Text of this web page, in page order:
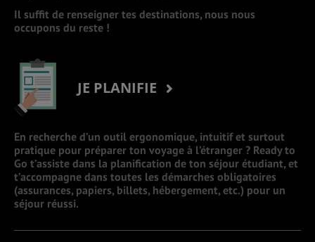
Il suffit de renseigner tes destinations, nous nous
occupons du reste !
JE PLANIFIE
En recherche d’un outil ergonomique, intuitif et surtout
pratique pour préparer ton voyage à l’étranger ? Ready to
Go t’assiste dans la planification de ton séjour étudiant, et
t’accompagne dans toutes les démarches obligatoires
(assurances, papiers, billets, hébergement, etc.) pour un
séjour réussi.